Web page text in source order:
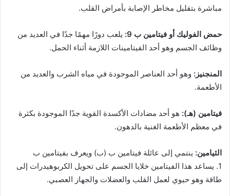
مباشرة بتقليل مخاطر الإصابة بأمراض القلب.
حمض الفوليك أو فيتامين ب 9:
يلعب دورًا مهمًا جدًا في العديد من
وظائف الجسم وهو أحد الفيتامينات اللازمة أثناء الحمل.
المنجنيز: وهو أحد العناصر الموجودة في مياه الشرب والعديد من
الأطعمة.
فيتامين (هـ): هو أحد مضادات الأكسدة القوية جدًا الموجودة بكثرة
في معظم الأطعمة الغنية بالدهون.
الثيامين: ينتمي إلى عائلة فيتامين ب (ب) ويعرف بفيتامين ب
1. يساعد هذا الفيتامين خلايا الجسم على تحويل الكربوهيدرات إلى
طاقة وهو حيوي لعمل القلب والعضلات والجهاز العصبي.